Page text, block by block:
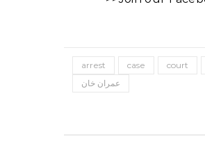
arrest case court
عمران خان